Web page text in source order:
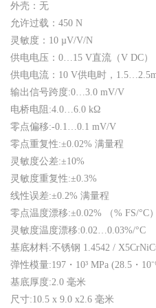
外壳：无
允许过载：450 N
灵敏度：10 µV/V/N
供电电压：0…15 V直流（V DC）
供电电流：10 V供电时，
输出信号跨度:0…3.0 mV/V
电桥电阻:4.0…6.0 kΩ
零点偏移:-0.1…0.1 mV/V
零点重复性:±0.02% 满量程
灵敏度公差:±10%
灵敏度重复性:±0.3%
线性误差:±0.2% 满量程
零点温度漂移:±0.02% （% FS/°C）
灵敏度温度漂移:0.02…0.03%/°C
基底材料:不锈钢 1.4542 /
弹性模量:197・10³ MPa (28.5・
基底厚度:2.0 毫米
尺寸:10.5 x 9.0 x2.6 毫米